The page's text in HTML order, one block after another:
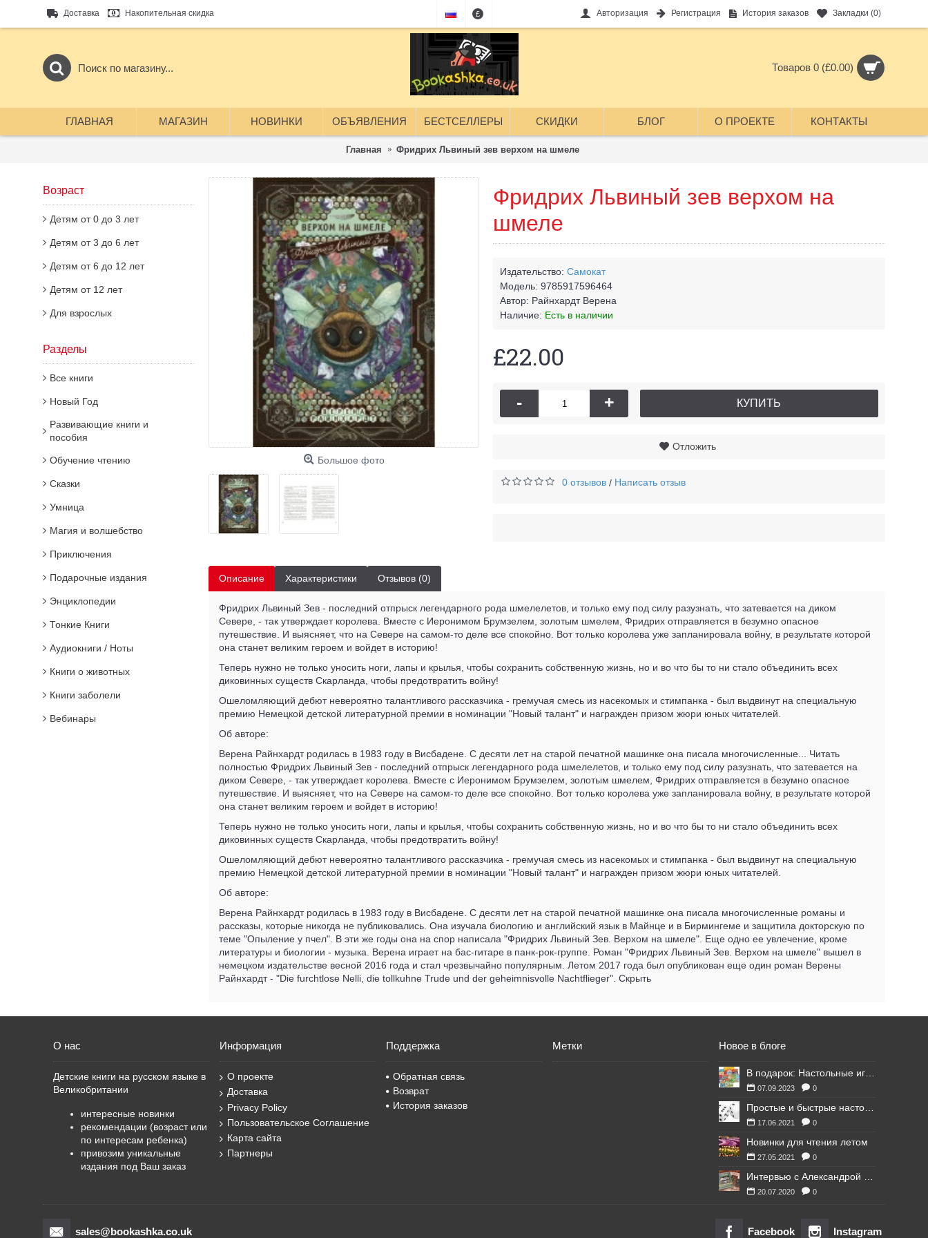
Доставка Накопительная скидка £ Авторизация Регистрация История заказов Закладки (0)
Товаров 0 (£0.00)
ГЛАВНАЯ МАГАЗИН НОВИНКИ ОБЪЯВЛЕНИЯ БЕСТСЕЛЛЕРЫ СКИДКИ БЛОГ О ПРОЕКТЕ КОНТАКТЫ
Главная Фридрих Львиный зев верхом на шмеле
Возраст
Детям от 0 до 3 лет
Детям от 3 до 6 лет
Детям от 6 до 12 лет
Детям от 12 лет
Для взрослых
Разделы
Все книги
Новый Год
Развивающие книги и
пособия
Обучение чтению
Сказки
Умница
Магия и волшебство
Приключения
Подарочные издания
Энциклопедии
Тонкие Книги
Аудиокниги / Ноты
Книги о животных
Книги заболели
Вебинары
Большое фото
Фридрих Львиный зев верхом на
шмеле
Издательство: Самокат
Модель: 9785917596464
Автор: Райнхардт Верена
Наличие: Есть в наличии
£22.00
- + КУПИТЬ
Отложить
0 отзывов / Написать отзыв
Описание Характеристики Отзывов (0)
Фридрих Львиный Зев - последний отпрыск легендарного рода шмелелетов, и только ему под силу разузнать, что затевается на диком
Севере, - так утверждает королева. Вместе с Иеронимом Брумзелем, золотым шмелем, Фридрих отправляется в безумно опасное
путешествие. И выясняет, что на Севере на самом-то деле все спокойно. Вот только королева уже запланировала войну, в результате которой
она станет великим героем и войдет в историю!
Теперь нужно не только уносить ноги, лапы и крылья, чтобы сохранить собственную жизнь, но и во что бы то ни стало объединить всех
диковинных существ Скарланда, чтобы предотвратить войну!
Ошеломляющий дебют невероятно талантливого рассказчика - гремучая смесь из насекомых и стимпанка - был выдвинут на специальную
премию Немецкой детской литературной премии в номинации "Новый талант" и награжден призом жюри юных читателей.
Об авторе:
Верена Райнхардт родилась в 1983 году в Висбадене. С десяти лет на старой печатной машинке она писала многочисленные... Читать
полностью Фридрих Львиный Зев - последний отпрыск легендарного рода шмелелетов, и только ему под силу разузнать, что затевается на
диком Севере, - так утверждает королева. Вместе с Иеронимом Брумзелем, золотым шмелем, Фридрих отправляется в безумно опасное
путешествие. И выясняет, что на Севере на самом-то деле все спокойно. Вот только королева уже запланировала войну, в результате которой
она станет великим героем и войдет в историю!
Теперь нужно не только уносить ноги, лапы и крылья, чтобы сохранить собственную жизнь, но и во что бы то ни стало объединить всех
диковинных существ Скарланда, чтобы предотвратить войну!
Ошеломляющий дебют невероятно талантливого рассказчика - гремучая смесь из насекомых и стимпанка - был выдвинут на специальную
премию Немецкой детской литературной премии в номинации "Новый талант" и награжден призом жюри юных читателей.
Об авторе:
Верена Райнхардт родилась в 1983 году в Висбадене. С десяти лет на старой печатной машинке она писала многочисленные романы и
рассказы, которые никогда не публиковались. Она изучала биологию и английский язык в Майнце и в Бирмингеме и защитила докторскую по
теме "Опыление у пчел". В эти же годы она на спор написала "Фридрих Львиный Зев. Верхом на шмеле". Еще одно ее увлечение, кроме
литературы и биологии - музыка. Верена играет на бас-гитаре в панк-рок-группе. Роман "Фридрих Львиный Зев. Верхом на шмеле" вышел в
немецком издательстве весной 2016 года и стал чрезвычайно популярным. Летом 2017 года был опубликован еще один роман Верены
Райнхардт - "Die furchtlose Nelli, die tollkuhne Trude und der geheimnisvolle Nachtflieger". Скрыть
О нас
Детские книги на русском языке в
Великобритании
интересные новинки
рекомендации (возраст или
по интересам ребенка)
привозим уникальные
издания под Ваш заказ
Информация
О проекте
Доставка
Privacy Policy
Пользовательское Соглашение
Карта сайта
Партнеры
Поддержка
Обратная связь
Возврат
История заказов
Метки Новое в блоге
07.09.2023 0
17.06.2021 0
Новинки для чтения летом
27.05.2021 0
20.07.2020 0
sales@bookashka.co.uk Facebook Instagram